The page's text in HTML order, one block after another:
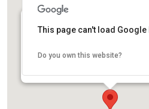
Carretera de l'Església, 92
This page can't load
Do you own this website?